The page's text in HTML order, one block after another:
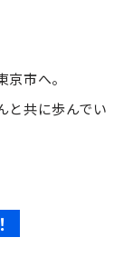
市へ。
と共に歩んでい